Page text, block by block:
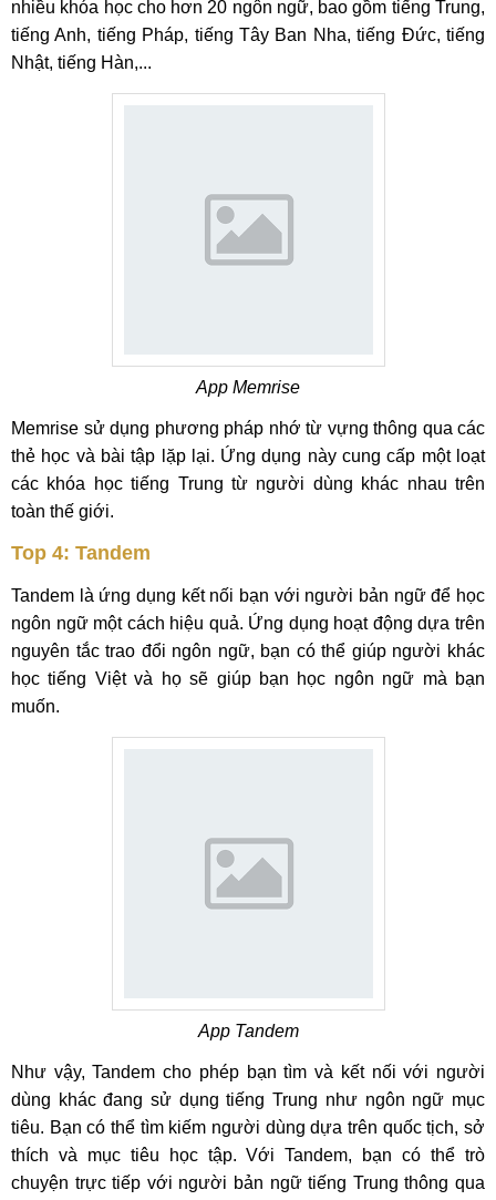
nhiều khóa học cho hơn 20 ngôn ngữ, bao gồm tiếng Trung,
tiếng Anh, tiếng Pháp, tiếng Tây Ban Nha, tiếng Đức, tiếng
Nhật, tiếng Hàn,...
App Memrise
Memrise sử dụng phương pháp nhớ từ vựng thông qua các
thẻ học và bài tập lặp lại. Ứng dụng này cung cấp một loạt
các khóa học tiếng Trung từ người dùng khác nhau trên
toàn thế giới.
Top 4: Tandem
Tandem là ứng dụng kết nối bạn với người bản ngữ để học
ngôn ngữ một cách hiệu quả. Ứng dụng hoạt động dựa trên
nguyên tắc trao đổi ngôn ngữ, bạn có thể giúp người khác
học tiếng Việt và họ sẽ giúp bạn học ngôn ngữ mà bạn
muốn.
App Tandem
Như vậy, Tandem cho phép bạn tìm và kết nối với người
dùng khác đang sử dụng tiếng Trung như ngôn ngữ mục
tiêu. Bạn có thể tìm kiếm người dùng dựa trên quốc tịch, sở
thích và mục tiêu học tập. Với Tandem, bạn có thể trò
chuyện trực tiếp với người bản ngữ tiếng Trung thông qua